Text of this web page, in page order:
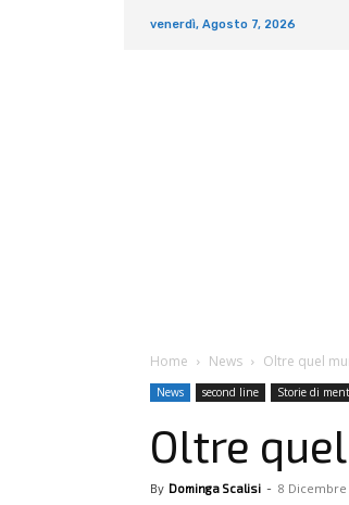
venerdì, Agosto 7, 2026
Home News Oltre quel
News second line Storie di
Oltre
By Dominga Scalisi - 8 Dicembre